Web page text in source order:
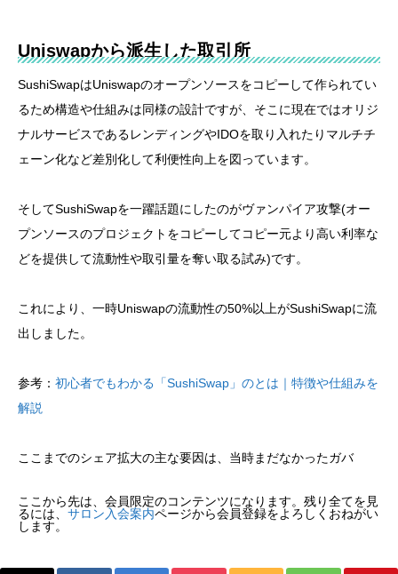
Uniswapから派生した取引所
SushiSwapはUniswapのオープンソースをコピーして作られてい
るため構造や仕組みは同様の設計ですが、そこに現在ではオリジ
ナルサービスであるレンディングやIDOを取り入れたりマルチチ
ェーン化など差別化して利便性向上を図っています。
そしてSushiSwapを一躍話題にしたのがヴァンパイア攻撃(オー
プンソースのプロジェクトをコピーしてコピー元より高い利率な
どを提供して流動性や取引量を奪い取る試み)です。
これにより、一時Uniswapの流動性の50%以上がSushiSwapに流
出しました。
参考： 初心者でもわかる「SushiSwap」のとは｜特徴や仕組みを
解説
ここまでのシェア拡大の主な要因は、当時まだなかったガバ
ここから先は、会員限定のコンテンツになります。残り全てを見
るには、 サロン入会案内ページから会員登録をよろしくおねがい
します。